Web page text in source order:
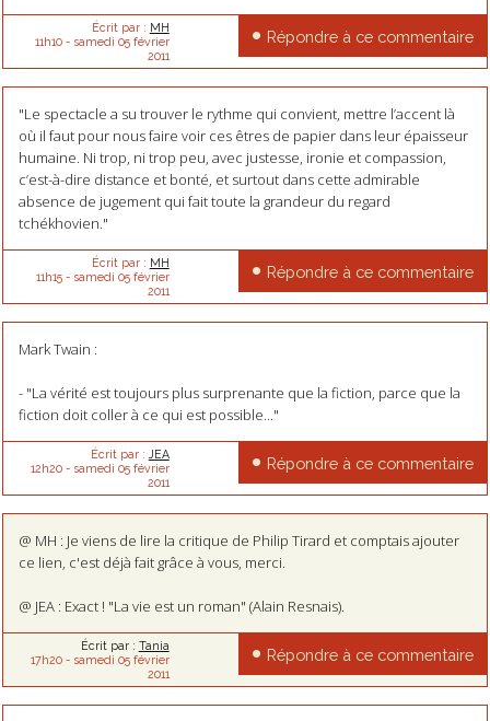
Écrit par : MH
11h10- samedi 05 février
2011
Répondre à ce commentaire
"Le spectacle a su trouver le rythme qui convient, mettre l’accent là
où il faut pour nous faire voir ces êtres de papier dans leur épaisseur
humaine. Ni trop, ni trop peu, avec justesse, ironie et compassion,
c’est-à-dire distance et bonté, et surtout dans cette admirable
absence de jugement qui fait toute la grandeur du regard
tchékhovien."
Écrit par : MH
11h15- samedi 05 février
2011
Répondre à ce commentaire
Mark Twain :
- "La vérité est toujours plus surprenante que la fiction, parce que la
fiction doit coller à ce qui est possible..."
Écrit par : JEA
12h20- samedi 05 février
2011
Répondre à ce commentaire
@ MH : Je viens de lire la critique de Philip Tirard et comptais ajouter
ce lien, c'est déjà fait grâce à vous, merci.
@ JEA : Exact ! "La vie est un roman" (Alain Resnais).
Écrit par : Tania
17h20- samedi 05 février
2011
Répondre à ce commentaire